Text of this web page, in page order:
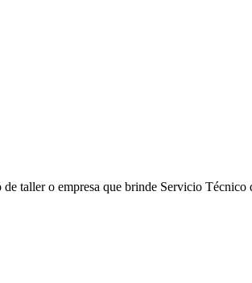
taller o empresa que brinde Servicio Técnico